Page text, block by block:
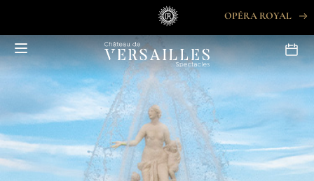
contenu
OPÉRA ROYAL